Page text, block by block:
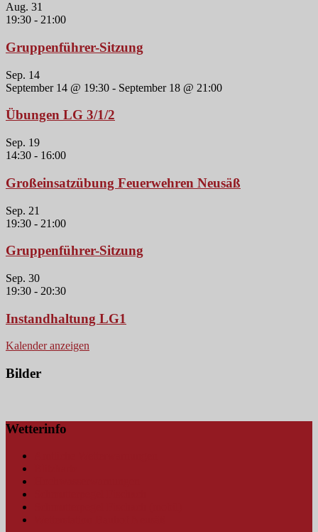
Aug. 31
19:30 - 21:00
Gruppenführer-Sitzung
Sep. 14
September 14 @ 19:30 - September 18 @ 21:00
Übungen LG 3/1/2
Sep. 19
14:30 - 16:00
Großeinsatzübung Feuerwehren Neusäß
Sep. 21
19:30 - 21:00
Gruppenführer-Sitzung
Sep. 30
19:30 - 20:30
Instandhaltung LG1
Kalender anzeigen
Bilder
Wetterinfo